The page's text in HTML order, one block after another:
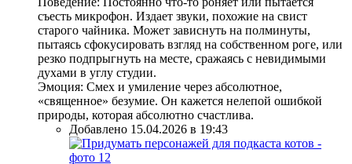
съесть микрофон. Издает звуки, похожие на свист
старого чайника. Может зависнуть на полминуты,
пытаясь сфокусировать взгляд на собственном роге, или
резко подпрыгнуть на месте, сражаясь с невидимыми
духами в углу студии.
Эмоция: Смех и умиление через абсолютное,
«священное» безумие. Он кажется нелепой ошибкой
природы, которая абсолютно счастлива.
Добавлено 15.04.2026 в 19:43